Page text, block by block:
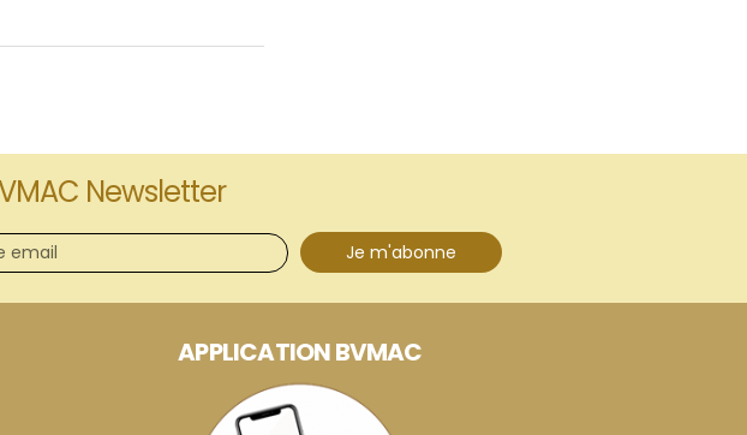
Newsletter
Je m'abonne
APPLICATION BVMAC